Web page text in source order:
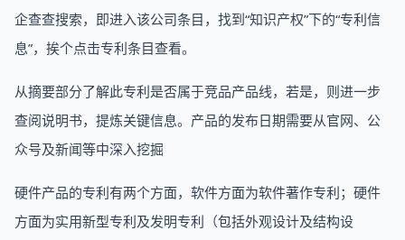
企查查搜索，即进入该公司条目，找到“知识产权”下的“专利信
息”，挨个点击专利条目查看。
从摘要部分了解此专利是否属于竞品产品线，若是，则进一步
查阅说明书，提炼关键信息。产品的发布日期需要从官网、公
众号及新闻等中深入挖掘
硬件产品的专利有两个方面，软件方面为软件著作专利；硬件
方面为实用新型专利及发明专利（包括外观设计及结构设